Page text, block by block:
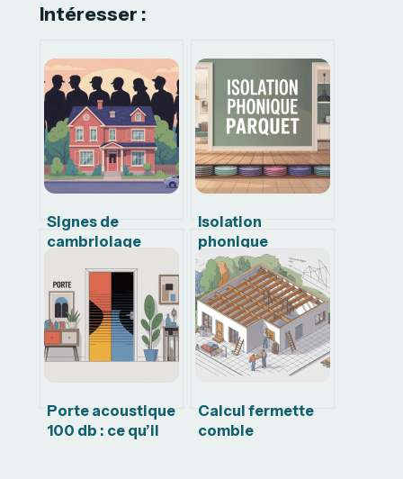
Intéresser :
Signes de
cambriolage
connaître pour
protéger votre
logement
Isolation
phonique
parquet :
solutions
efficaces pour un
sol vraiment
silencieux
Porte acoustique
100 db : ce qu’il
Calcul fermette
comble